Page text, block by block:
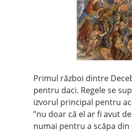
Primul război dintre
pentru daci. Regele se
izvorul principal pentru
”nu doar că el ar fi avut
numai pentru a scăpa din